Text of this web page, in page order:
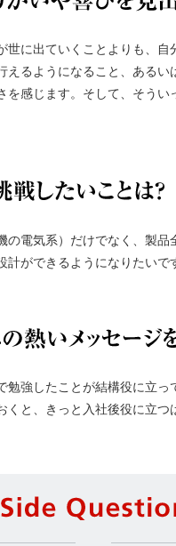
世に出ていくことよりも、
えるようになること、あるい
を感じます。そして、そう
の電気系）だけでなく、製
ができるようになりたいで
勉強したことが結構役に立
くと、きっと入社後役に立つ